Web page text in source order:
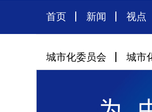
首页 新闻 视点
城市化委员会 城市